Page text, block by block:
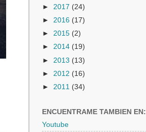
► 2017 (24)
► 2016 (17)
► 2015 (2)
► 2014 (19)
► 2013 (13)
► 2012 (16)
► 2011 (34)
ENCUENTRAME TAMBIEN EN:
Youtube